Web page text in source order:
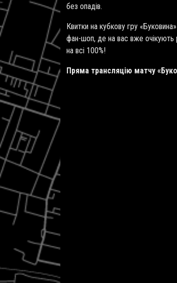
без опадів.
Квитки на кубкову гру
фан-шоп, де на вас вже очікують
на всі 100%!
Пряма трансляцію матчу